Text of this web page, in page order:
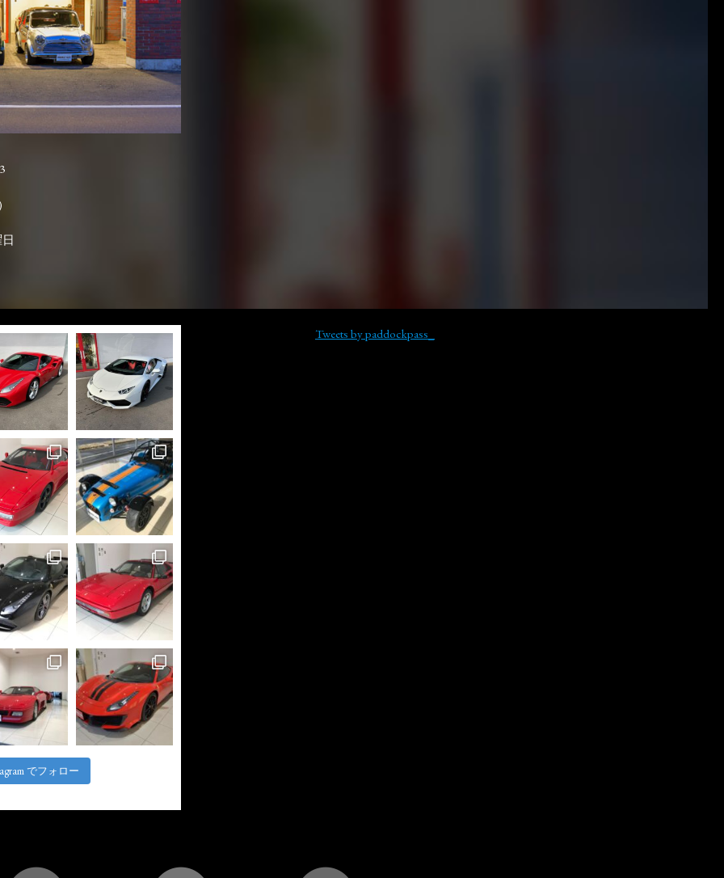
でフォロー
Tweets by paddockpass_